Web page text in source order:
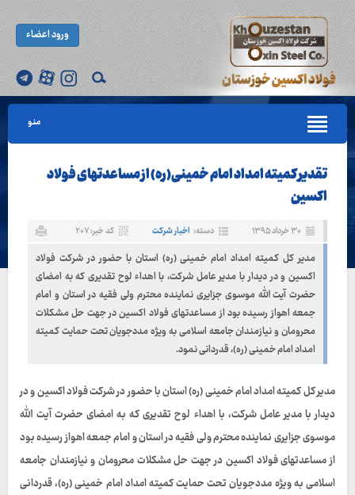
ورود اعضاء
منو
تقدیر کمیته امداد امام خمینی(ره) از مساعدتهای فولاد
اکسین
۳۰ خرداد ۱۳۹۵ دسته: اخبار شرکت کد خبر: ۲۰۷
مدیر کل کمیته امداد امام خمینی (ره) استان با حضور در شرکت فولاد
اکسین و در دیدار با مدیر عامل شرکت، با اهداء لوح تقدیری که به امضای
حضرت آیت الله موسوی جزایری نماینده محترم ولی فقیه در استان و امام
جمعه اهواز رسیده بود از مساعدتهای فولاد اکسین در جهت حل مشکلات
محرومان و نیازمندان جامعه اسلامی به ویژه مددجویان تحت حمایت کمیته
امداد امام خمینی (ره)، قدردانی نمود.
مدیر کل کمیته امداد امام خمینی (ره) استان با حضور در شرکت فولاد اکسین و در
دیدار با مدیر عامل شرکت، با اهداء لوح تقدیری که به امضای حضرت آیت الله
موسوی جزایری نماینده محترم ولی فقیه در استان و امام جمعه اهواز رسیده بود
از مساعدتهای فولاد اکسین در جهت حل مشکلات محرومان و نیازمندان جامعه
اسلامی به ویژه مددجویان تحت حمایت کمیته امداد امام خمینی (ره)، قدردانی